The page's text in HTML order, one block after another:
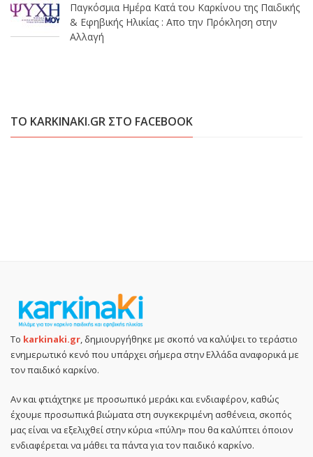
Παγκόσμια Ημέρα Κατά του Καρκίνου της Παιδικής
& Εφηβικής Ηλικίας : Απο την Πρόκληση στην
Αλλαγή
ΤΟ KARKINAKI.GR ΣΤΟ FACEBOOK
Το karkinaki.gr, δημιουργήθηκε με σκοπό να καλύψει το τεράστιο
ενημερωτικό κενό που υπάρχει σήμερα στην Ελλάδα αναφορικά με
τον παιδικό καρκίνο.
Αν και φτιάχτηκε με προσωπικό μεράκι και ενδιαφέρον, καθώς
έχουμε προσωπικά βιώματα στη συγκεκριμένη ασθένεια, σκοπός
μας είναι να εξελιχθεί στην κύρια «πύλη» που θα καλύπτει όποιον
ενδιαφέρεται να μάθει τα πάντα για τον παιδικό καρκίνο.